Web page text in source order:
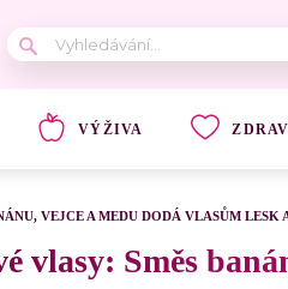
VÝŽIVA
VEJCE A MEDU DODÁ VLASŮM LESK
vlasy: Směs